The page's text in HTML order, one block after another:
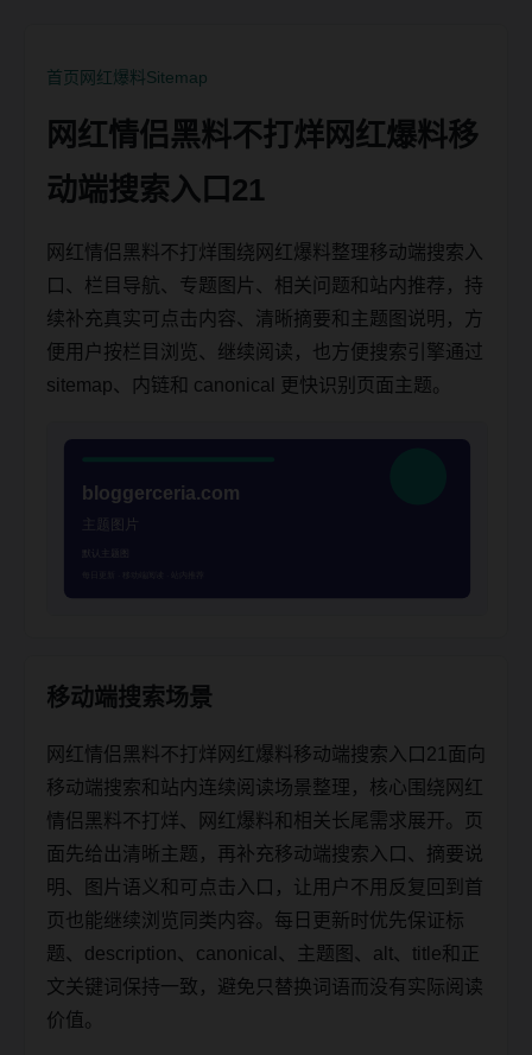
首页网红爆料Sitemap
网红情侣黑料不打烊网红爆料移
动端搜索入口21
网红情侣黑料不打烊围绕网红爆料整理移动端搜索入
口、栏目导航、专题图片、相关问题和站内推荐，持
续补充真实可点击内容、清晰摘要和主题图说明，方
便用户按栏目浏览、继续阅读，也方便搜索引擎通过
sitemap、内链和 canonical 更快识别页面主题。
移动端搜索场景
网红情侣黑料不打烊网红爆料移动端搜索入口21面向
移动端搜索和站内连续阅读场景整理，核心围绕网红
情侣黑料不打烊、网红爆料和相关长尾需求展开。页
面先给出清晰主题，再补充移动端搜索入口、摘要说
明、图片语义和可点击入口，让用户不用反复回到首
页也能继续浏览同类内容。每日更新时优先保证标
题、description、canonical、主题图、alt、title和正
文关键词保持一致，避免只替换词语而没有实际阅读
价值。